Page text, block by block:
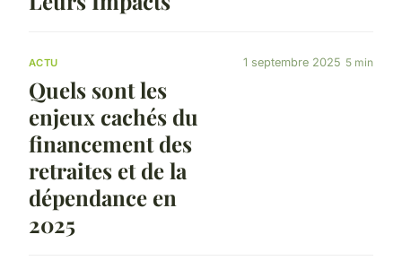
ACTU
Quels sont les
enjeux cachés du
financement des
retraites et de la
dépendance en
2025
1 septembre 2025 5 min